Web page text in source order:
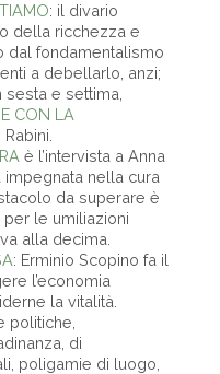
: il divario
della ricchezza e
dal fondamentalismo
a debellarlo, anzi;
sesta e settima,
CON LA
è l’intervista a Anna
impegnata nella cura
da superare è
le umiliazioni
alla decima.
: Erminio Scopino fa il
l’economia
la vitalità.
politiche,
di
poligamie di luogo,